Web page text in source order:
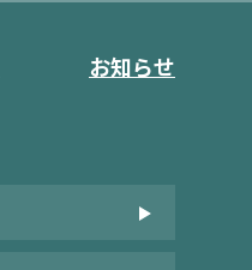
お知らせ